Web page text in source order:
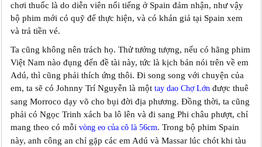
chơi thuốc là do diễn viên nổi tiếng ở Spain đảm nhận, như vậy
bộ phim mới có quỹ để thực hiện, và có khán giả tại Spain xem
và trả tiền vé.
Ta cũng không nên trách họ. Thử tưởng tượng, nếu có hãng phim
Việt Nam nào đụng đến đề tài này, tức là kịch bản nói trên về em
Adú, thì cũng phải thích ứng thôi. Đi song song với chuyện của
em, ta sẽ có Johnny Trí Nguyễn là một tay dao Chợ Lớn được thuê
sang Morroco dạy võ cho bụi đời địa phương. Đồng thời, ta cũng
phải có Ngọc Trinh xách ba lô lên và đi sang Phi châu phượt, chỉ
mang theo có mỗi vòng eo của cô là 56cm. Trong bộ phim Spain
này, anh công an chỉ gặp các em Adú và Massar lúc chót khi tàu